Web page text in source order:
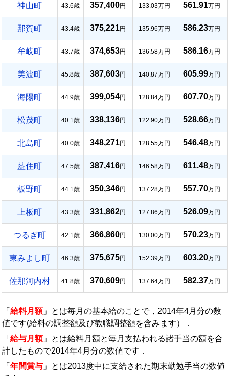
神山町 43.6歳 357,400円 133.03万円 561.91万円
那賀町 43.4歳 375,221円 135.96万円 586.23万円
牟岐町 43.7歳 374,653円 136.58万円 586.16万円
美波町 45.8歳 387,603円 140.87万円 605.99万円
海陽町 44.9歳 399,054円 128.84万円 607.70万円
松茂町 40.1歳 338,136円 122.90万円 528.66万円
北島町 40.0歳 348,271円 128.55万円 546.48万円
藍住町 47.5歳 387,416円 146.58万円 611.48万円
板野町 44.1歳 350,346円 137.28万円 557.70万円
上板町 43.3歳 331,862円 127.86万円 526.09万円
つるぎ町 42.1歳 366,860円 130.00万円 570.23万円
東みよし町 46.3歳 375,675円 152.39万円 603.20万円
佐那河内村 41.8歳 370,609円 137.64万円 582.37万円
「 給料月額」とは毎月の基本給のことで，2014年4月分の数
値です(給料の調整額及び教職調整額を含みます）．
「 給与月額」とは給料月額と毎月支払われる諸手当の額を合
計したもので2014年4月分の数値です．
「 年間賞与 」とは2013度中に支給された期末勤勉手当の数値